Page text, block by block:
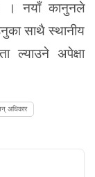
। नयाँ कानुनले
साथै स्थानीय
ल्याउने अपेक्षा
अधिकार